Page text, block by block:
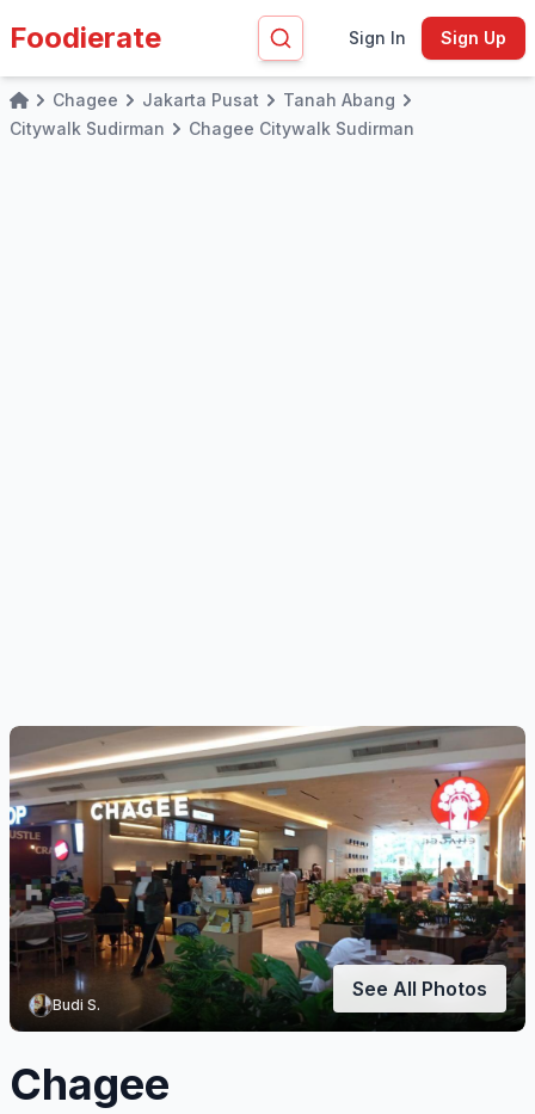
Foodierate Sign In Sign Up
HomeChagee Jakarta Pusat
Tanah Abang
Citywalk Sudirman
Chagee Citywalk Sudirman
Budi S.
See All Photos
Chagee